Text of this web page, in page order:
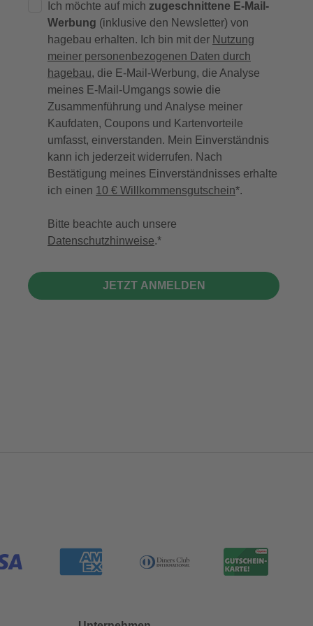
Ich möchte auf mich zugeschnittene E-Mail-
Werbung (inklusive den Newsletter) von
hagebau erhalten. Ich bin mit der Nutzung
meiner personenbezogenen Daten durch
hagebau, die E-Mail-Werbung, die Analyse
meines E-Mail-Umgangs sowie die
Zusammenführung und Analyse meiner
Kaufdaten, Coupons und Kartenvorteile
umfasst, einverstanden. Mein Einverständnis
kann ich jederzeit widerrufen. Nach
Bestätigung meines Einverständnisses erhalte
ich einen 10 € Willkommensgutschein*.
Bitte beachte auch unsere
Datenschutzhinweise.
JETZT ANMELDEN